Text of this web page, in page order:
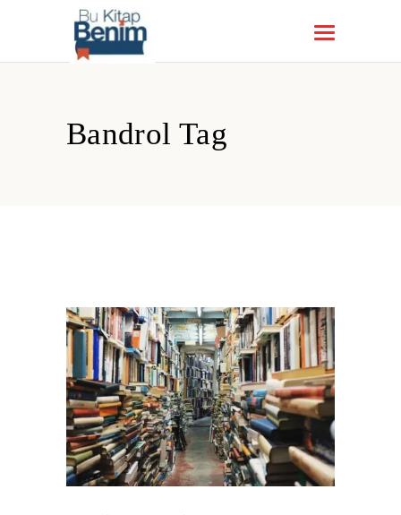
Bandrol Tag